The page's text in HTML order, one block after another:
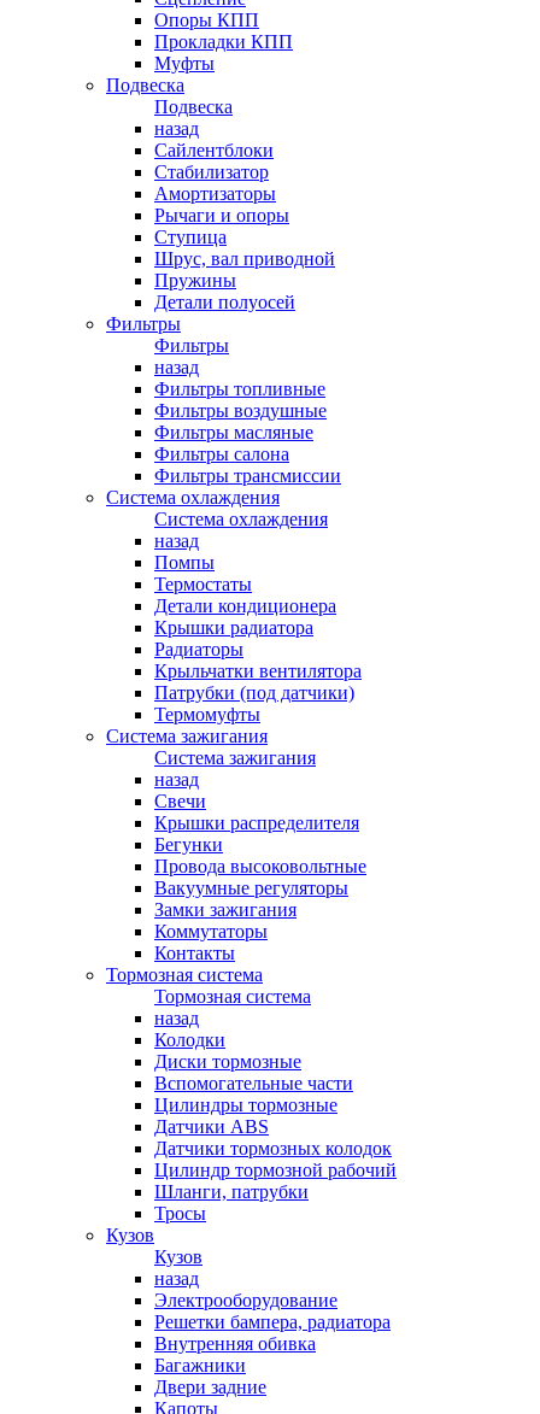
Опоры КПП
Прокладки КПП
Муфты
Подвеска
Подвеска
назад
Сайлентблоки
Стабилизатор
Амортизаторы
Рычаги и опоры
Ступица
Шрус, вал приводной
Пружины
Детали полуосей
Фильтры
Фильтры
назад
Фильтры топливные
Фильтры воздушные
Фильтры масляные
Фильтры салона
Фильтры трансмиссии
Система охлаждения
Система охлаждения
назад
Помпы
Термостаты
Детали кондиционера
Крышки радиатора
Радиаторы
Крыльчатки вентилятора
Патрубки (под датчики)
Термомуфты
Система зажигания
Система зажигания
назад
Свечи
Крышки распределителя
Бегунки
Провода высоковольтные
Вакуумные регуляторы
Замки зажигания
Коммутаторы
Контакты
Тормозная система
Тормозная система
назад
Колодки
Диски тормозные
Вспомогательные части
Цилиндры тормозные
Датчики ABS
Датчики тормозных колодок
Цилиндр тормозной рабочий
Шланги, патрубки
Тросы
Кузов
Кузов
назад
Электрооборудование
Решетки бампера, радиатора
Внутренняя обивка
Багажники
Двери задние
Капоты